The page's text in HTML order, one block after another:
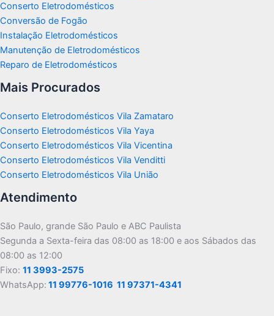
Conserto Eletrodomésticos
Conversão de Fogão
Instalação Eletrodomésticos
Manutenção de Eletrodomésticos
Reparo de Eletrodomésticos
Mais Procurados
Conserto Eletrodomésticos Vila Zamataro
Conserto Eletrodomésticos Vila Yaya
Conserto Eletrodomésticos Vila Vicentina
Conserto Eletrodomésticos Vila Venditti
Conserto Eletrodomésticos Vila União
Atendimento
São Paulo, grande São Paulo e ABC Paulista
Segunda a Sexta-feira das 08:00 as 18:00 e aos Sábados das
08:00 as 12:00
Fixo: 11 3993-2575
WhatsApp: 11 99776-1016 11 97371-4341